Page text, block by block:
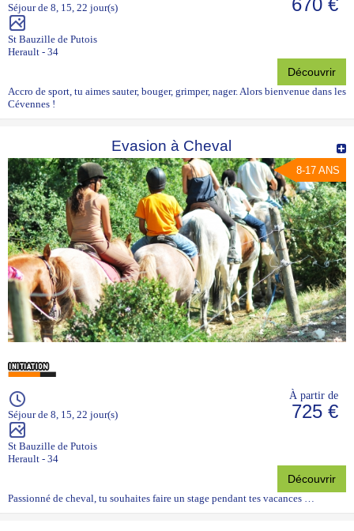
Séjour de 8, 15, 22 jour(s)
St Bauzille de Putois
Herault - 34
670 €
Découvrir
Accro de sport, tu aimes sauter, bouger, grimper, nager. Alors bienvenue dans les
Cévennes !
Evasion à Cheval
8-17 ANS
Séjour de 8, 15, 22 jour(s)
St Bauzille de Putois
Herault - 34
À partir de
725 €
Découvrir
Passionné de cheval, tu souhaites faire un stage pendant tes vacances …